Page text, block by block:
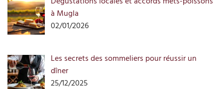
à Mugla
02/01/2026
Les secrets des sommeliers pour réussir un
dîner
25/12/2025